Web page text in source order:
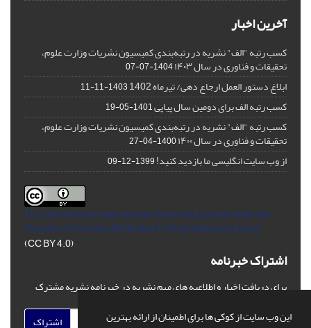
این وب سایت از کوکی ها برای اطمینان از ارائه بهترین
آخرین اخبار
کسب رتبه "الف" نشریه در رتبه‌بندی کمیسیون نشریات وزارت علوم،
تحقیقات و فناوری در سال ۱۴۰۳ 1404-07-07
ابلاغ دستور العمل ارجاع دهی/ تیرماه 1402 1403-11-11
کسب رتبه الف برای دومین سال پیاپی1401-05-19
کسب رتبه "الف" نشریه در رتبه‌بندی کمیسیون نشریات وزارت علوم،
تحقیقات و فناوری در سال ۱۴۰۰ 1400-04-27
از وب سایت انگلیسی ما بازدید کنید!1399-12-09
This Journal is an open access Journal Licensedunder the
Creative Commons Attribution 4.0 International License
(CC BY 4.0)
اشتراک خبرنامه
برای دریافت اخبار و اطلاعیه های مهم نشریه در خبرنامه نشریه مشترک
اشتراک